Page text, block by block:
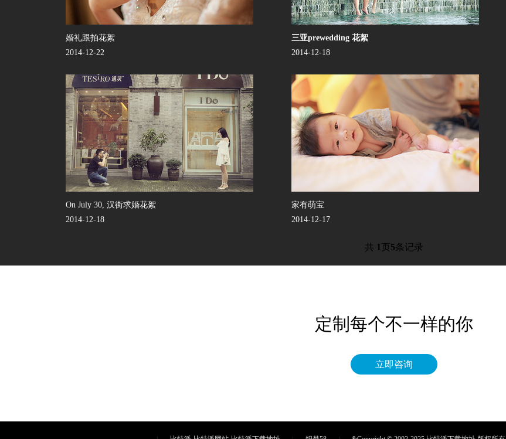
婚礼跟拍花絮
2014-12-22
三亚prewedding 花絮
2014-12-18
On July 30, 汉街求婚花絮
2014-12-18
家有萌宝
2014-12-17
共 1 页5条记录
定制每个不一样的你
立即咨询